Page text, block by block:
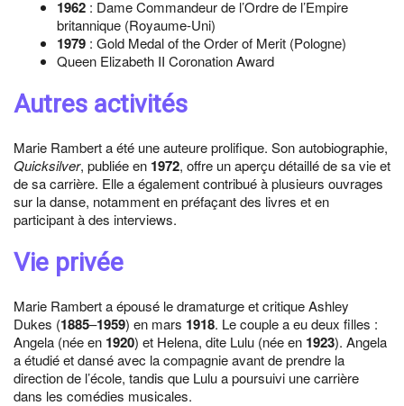
1962 : Dame Commandeur de l’Ordre de l’Empire
britannique (Royaume-Uni)
1979 : Gold Medal of the Order of Merit (Pologne)
Queen Elizabeth II Coronation Award
Autres activités
Marie Rambert a été une auteure prolifique. Son autobiographie,
Quicksilver, publiée en 1972, offre un aperçu détaillé de sa vie et
de sa carrière. Elle a également contribué à plusieurs ouvrages
sur la danse, notamment en préfaçant des livres et en
participant à des interviews.
Vie privée
Marie Rambert a épousé le dramaturge et critique Ashley
Dukes (1885–1959) en mars 1918. Le couple a eu deux filles :
Angela (née en 1920) et Helena, dite Lulu (née en 1923). Angela
a étudié et dansé avec la compagnie avant de prendre la
direction de l’école, tandis que Lulu a poursuivi une carrière
dans les comédies musicales.